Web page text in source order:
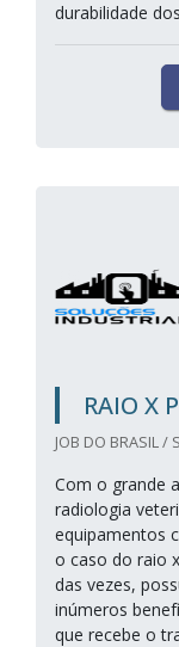
durabilidade
RAIO X
JOB DO BRASIL /
Com o grande
radiologia
equipamentos
o caso do raio
das vezes,
inúmeros
que recebe o